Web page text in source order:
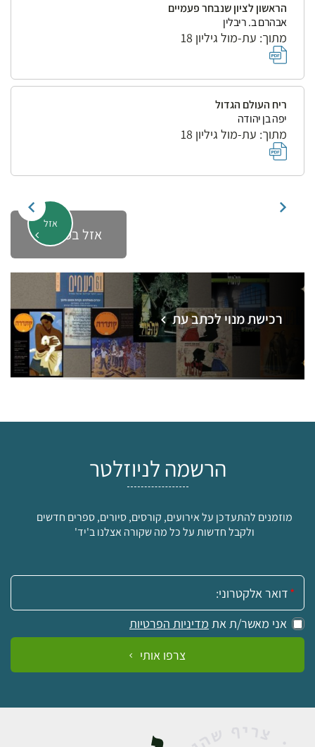
הראשון לציון שנבחר פעמיים
אבהרם ב. ריבלין
מתוך: עת-מול גיליון 18
ריח העולם הגדול
יפה בן יהודה
מתוך: עת-מול גיליון 18
אזל
אזל במלאי
רכישת מנוי לכתב עת
הרשמה לניוזלטר
מוזמנים להתעדכן על אירועים, קורסים, סיורים, ספרים חדשים
ולקבל חדשות על כל מה שקורה אצלנו ב'יד'
אימייל:
אני מאשר/ת את מדיניות הפרטיות
צרפו אותי